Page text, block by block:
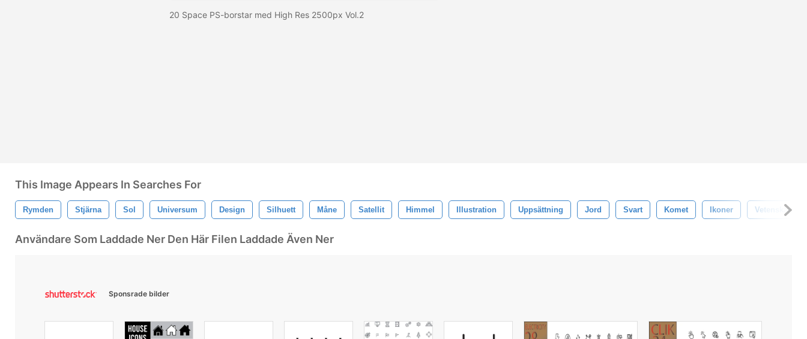
20 Space PS-borstar med High Res 2500px Vol.2
This Image Appears In Searches For
Rymden Stjärna Sol Universum Design Silhuett Måne Satellit Himmel Illustration Uppsättning Jord Svart Komet Ikoner Vetenskap
Användare Som Laddade Ner Den Här Filen Laddade Även Ner
Sponsrade bilder